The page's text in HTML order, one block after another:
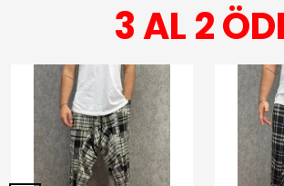
3 AL 2